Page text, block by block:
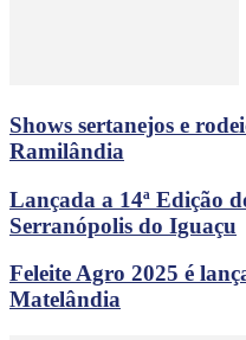
Shows sertanejos e
Ramilândia
Lançada a 14ª Edição
Serranópolis do Iguaçu
Feleite Agro 2025 é
Matelândia